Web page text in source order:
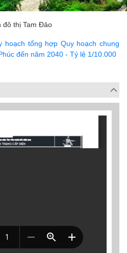
đô thị Tam Đảo
hoạch tổng hợp Quy hoạch chung
đến năm 2040 - Tỷ lệ 1/10.000